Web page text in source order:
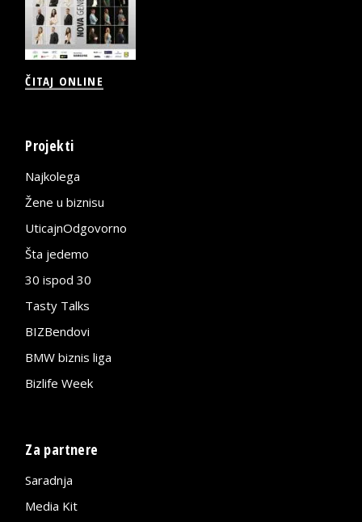
ČITAJ ONLINE
Projekti
Najkolega
Žene u biznisu
UticajnOdgovorno
Šta jedemo
30 ispod 30
Tasty Talks
BIZBendovi
BMW biznis liga
Bizlife Week
Za partnere
Saradnja
Media Kit